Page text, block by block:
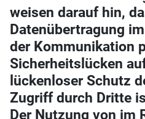
weisen darauf hin,
Datenübertragung
der Kommunikation
Sicherheitslücken
lückenloser Schutz
Zugriff durch Dritte
Der Nutzung von im